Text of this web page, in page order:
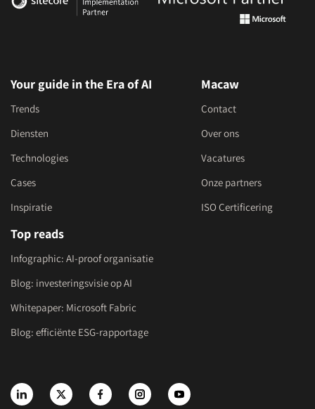
Your guide in the Era of AI
Trends
Diensten
Technologies
Cases
Inspiratie
Macaw
Contact
Over ons
Vacatures
Onze partners
ISO Certificering
Top reads
Infographic: AI-proof organisatie
Blog: investeringsvisie op AI
Whitepaper: Microsoft Fabric
Blog: efficiënte ESG-rapportage